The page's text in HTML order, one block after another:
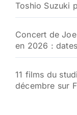
Toshio Suzuki
Concert de
en 2026 :
11 films du
décembre sur